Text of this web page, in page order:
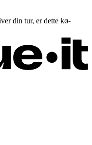
din tur, er dette kø-